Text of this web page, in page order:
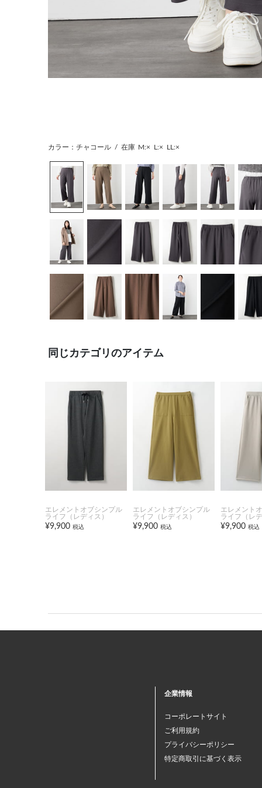
カラー：チャコール / 在庫 M:× L:× LL:×
同じカテゴリのアイテム
エレメントオブシンプル
ライフ（レディス）
¥9,900 税込
エレメントオブシンプル
ライフ（レディス）
¥9,900 税込
エレメント
ライフ（レ
¥9,900 税込
企業情報
コーポレートサイト
ご利用規約
プライバシーポリシー
特定商取引に基づく表示